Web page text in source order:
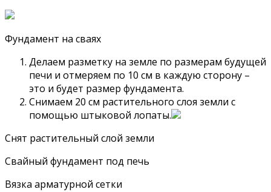
Фундамент на сваях
Делаем разметку на земле по размерам будущей
печи и отмеряем по 10 см в каждую сторону –
это и будет размер фундамента.
Снимаем 20 см растительного слоя земли с
помощью штыковой лопаты.
Снят растительный слой земли
Свайный фундамент под печь
Вязка арматурной сетки